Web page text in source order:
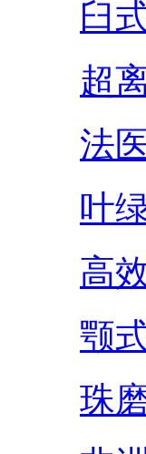
臼
超
法
叶
高
颚
珠